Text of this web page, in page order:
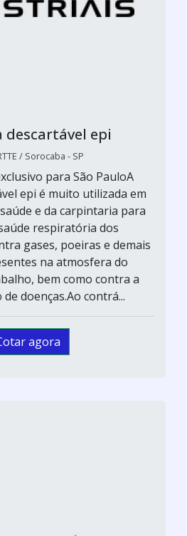
descartável epi
/ Sorocaba - SP
para São PauloA
epi é muito utilizada em
e da carpintaria para
respiratória dos
gases, poeiras e demais
na atmosfera do
bem como contra a
doenças.Ao contrá...
agora